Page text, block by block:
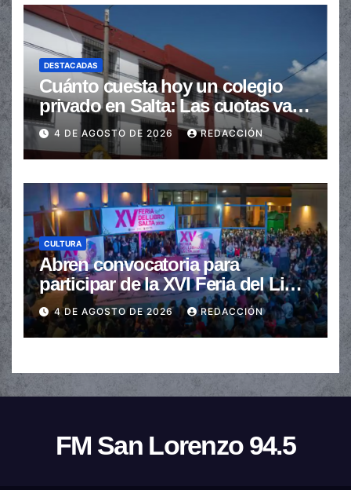
DESTACADAS
Cuánto cuesta hoy un colegio
privado en Salta: Las cuotas van
de $110.000 a más de $600.000
4 DE AGOSTO DE 2026 REDACCIÓN
CULTURA
Abren convocatoria para
participar de la XVI Feria del Libro
de Salta
4 DE AGOSTO DE 2026 REDACCIÓN
FM San Lorenzo 94.5